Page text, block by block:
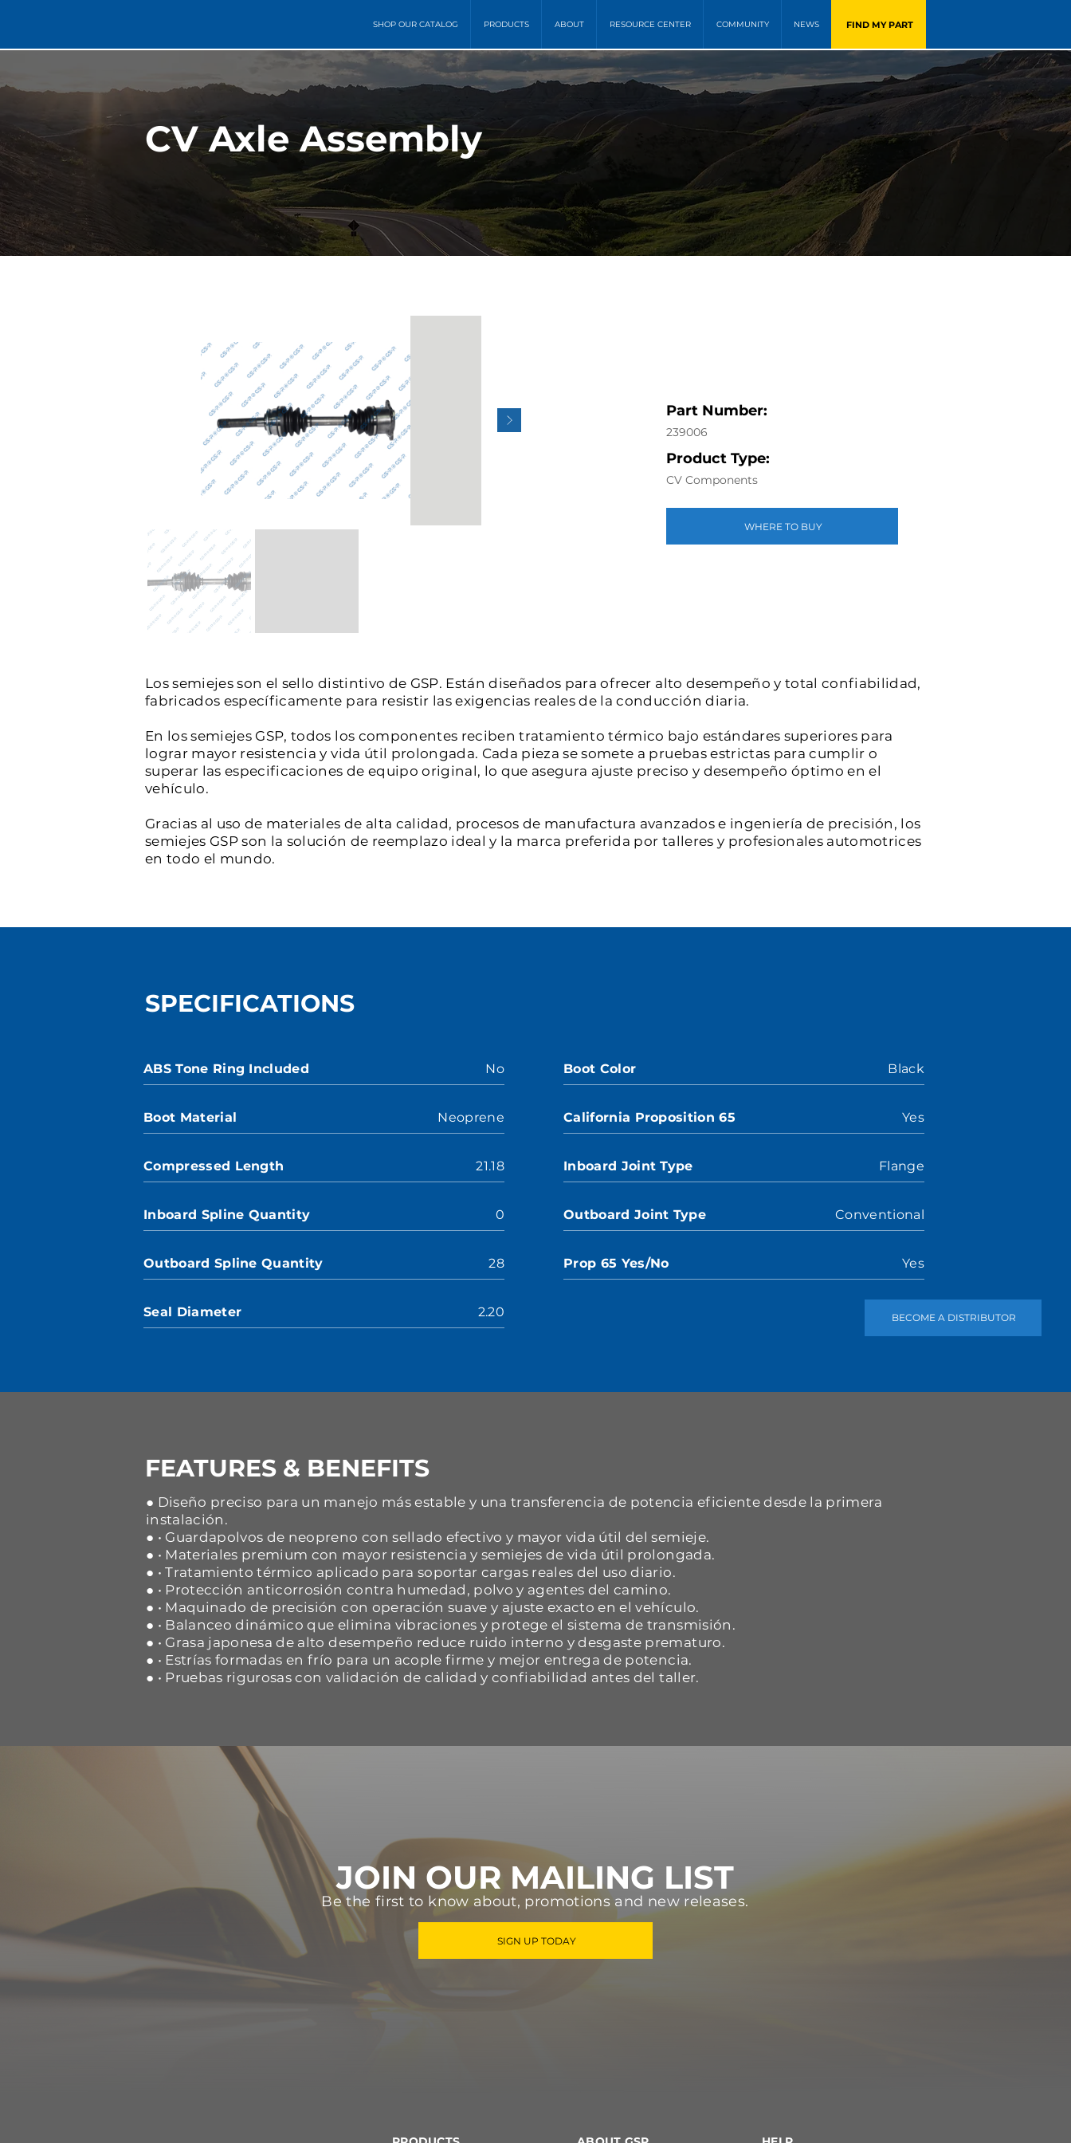
SHOP OUR CATALOG PRODUCTS ABOUT RESOURCE CENTER COMMUNITY NEWS FIND MY PART
BECOME A DISTRIBUTOR
CV Axle Assembly
Part Number:
239006
Product Type:
CV Components
WHERE TO BUY
Los semiejes son el sello distintivo de GSP. Están diseñados para ofrecer alto desempeño y total confiabilidad,
fabricados específicamente para resistir las exigencias reales de la conducción diaria.
En los semiejes GSP, todos los componentes reciben tratamiento térmico bajo estándares superiores para
lograr mayor resistencia y vida útil prolongada. Cada pieza se somete a pruebas estrictas para cumplir o
superar las especificaciones de equipo original, lo que asegura ajuste preciso y desempeño óptimo en el
vehículo.
Gracias al uso de materiales de alta calidad, procesos de manufactura avanzados e ingeniería de precisión, los
semiejes GSP son la solución de reemplazo ideal y la marca preferida por talleres y profesionales automotrices
en todo el mundo.
SPECIFICATIONS
ABS Tone Ring Included No
Boot Material Neoprene
Compressed Length 21.18
Inboard Spline Quantity 0
Outboard Spline Quantity 28
Seal Diameter 2.20
Boot Color Black
California Proposition 65 Yes
Inboard Joint Type Flange
Outboard Joint Type Conventional
Prop 65 Yes/No Yes
FEATURES & BENEFITS
● Diseño preciso para un manejo más estable y una transferencia de potencia eficiente desde la primera
instalación.
● • Guardapolvos de neopreno con sellado efectivo y mayor vida útil del semieje.
● • Materiales premium con mayor resistencia y semiejes de vida útil prolongada.
● • Tratamiento térmico aplicado para soportar cargas reales del uso diario.
● • Protección anticorrosión contra humedad, polvo y agentes del camino.
● • Maquinado de precisión con operación suave y ajuste exacto en el vehículo.
● • Balanceo dinámico que elimina vibraciones y protege el sistema de transmisión.
● • Grasa japonesa de alto desempeño reduce ruido interno y desgaste prematuro.
● • Estrías formadas en frío para un acople firme y mejor entrega de potencia.
● • Pruebas rigurosas con validación de calidad y confiabilidad antes del taller.
JOIN OUR MAILING LIST
Be the first to know about, promotions and new releases.
SIGN UP TODAY